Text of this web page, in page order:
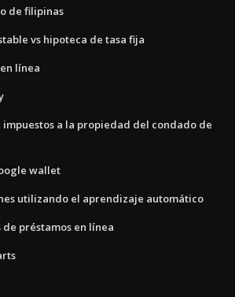
de filipinas
vs hipoteca de tasa fija
línea
a la propiedad del condado de
wallet
utilizando el aprendizaje automático
préstamos en línea